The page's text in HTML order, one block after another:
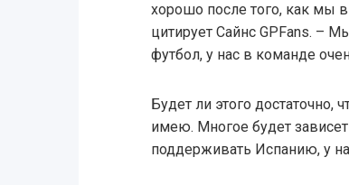
хорошо после того, как мы
цитирует Сайнс GPFans. –
футбол, у нас в команде
Будет ли этого достаточно,
имею. Многое будет
поддерживать Испанию, у